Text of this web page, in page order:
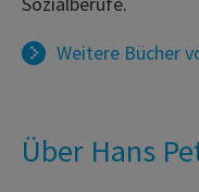
Weitere Bücher
Über Hans